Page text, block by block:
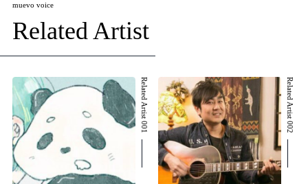
muevo voice
Related Artist
Related Artist 001 Related Artist 002